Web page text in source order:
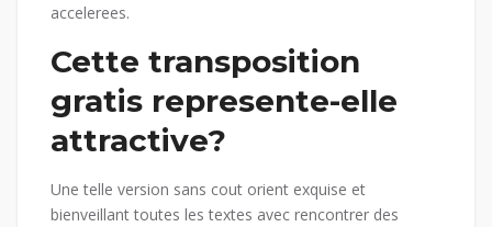
accelerees.
Cette transposition
gratis represente-elle
attractive?
Une telle version sans cout orient exquise et
bienveillant toutes les textes avec rencontrer des